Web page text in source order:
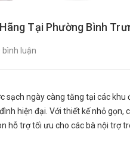
Tại Phường Bình
bình luận
sạch ngày càng tăng tại các
hiện đại. Với thiết kế nhỏ
hỗ trợ tối ưu cho các bà nội trợ